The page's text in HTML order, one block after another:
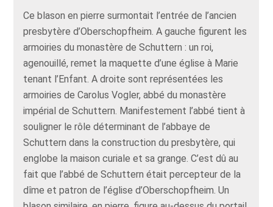
Ce blason en pierre surmontait l’entrée de l’ancien
presbytère d’Oberschopfheim. A gauche figurent les
armoiries du monastère de Schuttern : un roi,
agenouillé, remet la maquette d’une église à Marie
tenant l’Enfant. A droite sont représentées les
armoiries de Carolus Vogler, abbé du monastère
impérial de Schuttern. Manifestement l’abbé tient à
souligner le rôle déterminant de l’abbaye de
Schuttern dans la construction du presbytère, qui
englobe la maison curiale et sa grange. C’est dû au
fait que l’abbé de Schuttern était percepteur de la
dîme et patron de l’église d’Oberschopfheim. Un